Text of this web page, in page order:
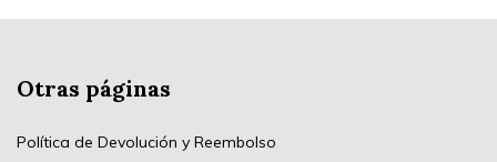
Otras páginas
Política de Devolución y Reembolso